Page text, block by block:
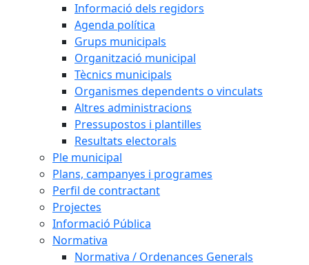
Informació dels regidors
Agenda política
Grups municipals
Organització municipal
Tècnics municipals
Organismes dependents o vinculats
Altres administracions
Pressupostos i plantilles
Resultats electorals
Ple municipal
Plans, campanyes i programes
Perfil de contractant
Projectes
Informació Pública
Normativa
Normativa / Ordenances Generals